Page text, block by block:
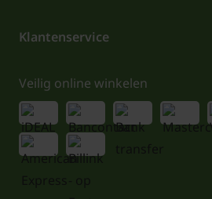
Klantenservice
Veilig online winkelen